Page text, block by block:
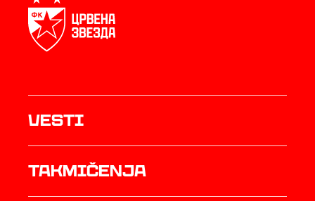
Vesti
Takmičenja